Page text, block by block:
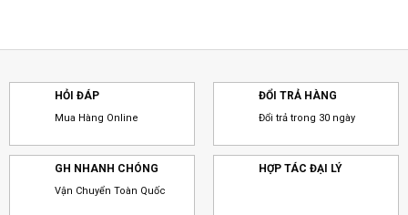
HỎI ĐÁP
Mua Hàng Online
ĐỔI TRẢ HÀNG
Đổi trả trong 30 ngày
GH NHANH CHÓNG
Vận Chuyển Toàn Quốc
HỢP TÁC ĐẠI LÝ